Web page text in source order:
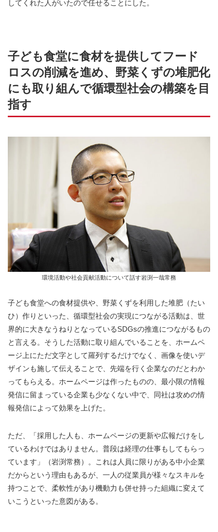
してくれた人がいたので任せることにした。
子ども食堂に食材を提供してフード
ロスの削減を進め、野菜くずの堆肥化
にも取り組んで循環型社会の構築を目
指す
環境活動や社会貢献活動について話す岩渕一哉常務
子ども食堂への食材提供や、野菜くずを利用した堆肥（たい
ひ）作りといった、循環型社会の実現につながる活動は、世
界的に大きなうねりとなっているSDGsの推進につながるもの
と言える。そうした活動に取り組んでいることを、ホームペ
ージ上にただ文字として羅列するだけでなく、画像を使いデ
ザインも施して伝えることで、先端を行く企業なのだとわか
ってもらえる。ホームページは作ったものの、最小限の情報
発信に留まっている企業も少なくない中で、同社は攻めの情
報発信によって効果を上げた。
ただ、「採用した人も、ホームページの更新や広報だけをし
ているわけではありません。普段は経理の仕事もしてもらっ
ています」（岩渕常務）。これは人員に限りがある中小企業
だからという理由もあるが、一人の従業員が様々なスキルを
持つことで、柔軟性があり機動力も併せ持った組織に変えて
いこうといった意図がある。